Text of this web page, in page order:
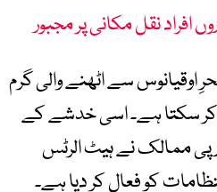
نقل مکانی پر مجبور
اوقیانوس سے اٹھنے والی گرم
سے بھی تجاوز کر سکتا ہے۔ اسی خدشے کے
ممالک نے ہیٹ الرٹس
کو فعال کر دیا ہے۔